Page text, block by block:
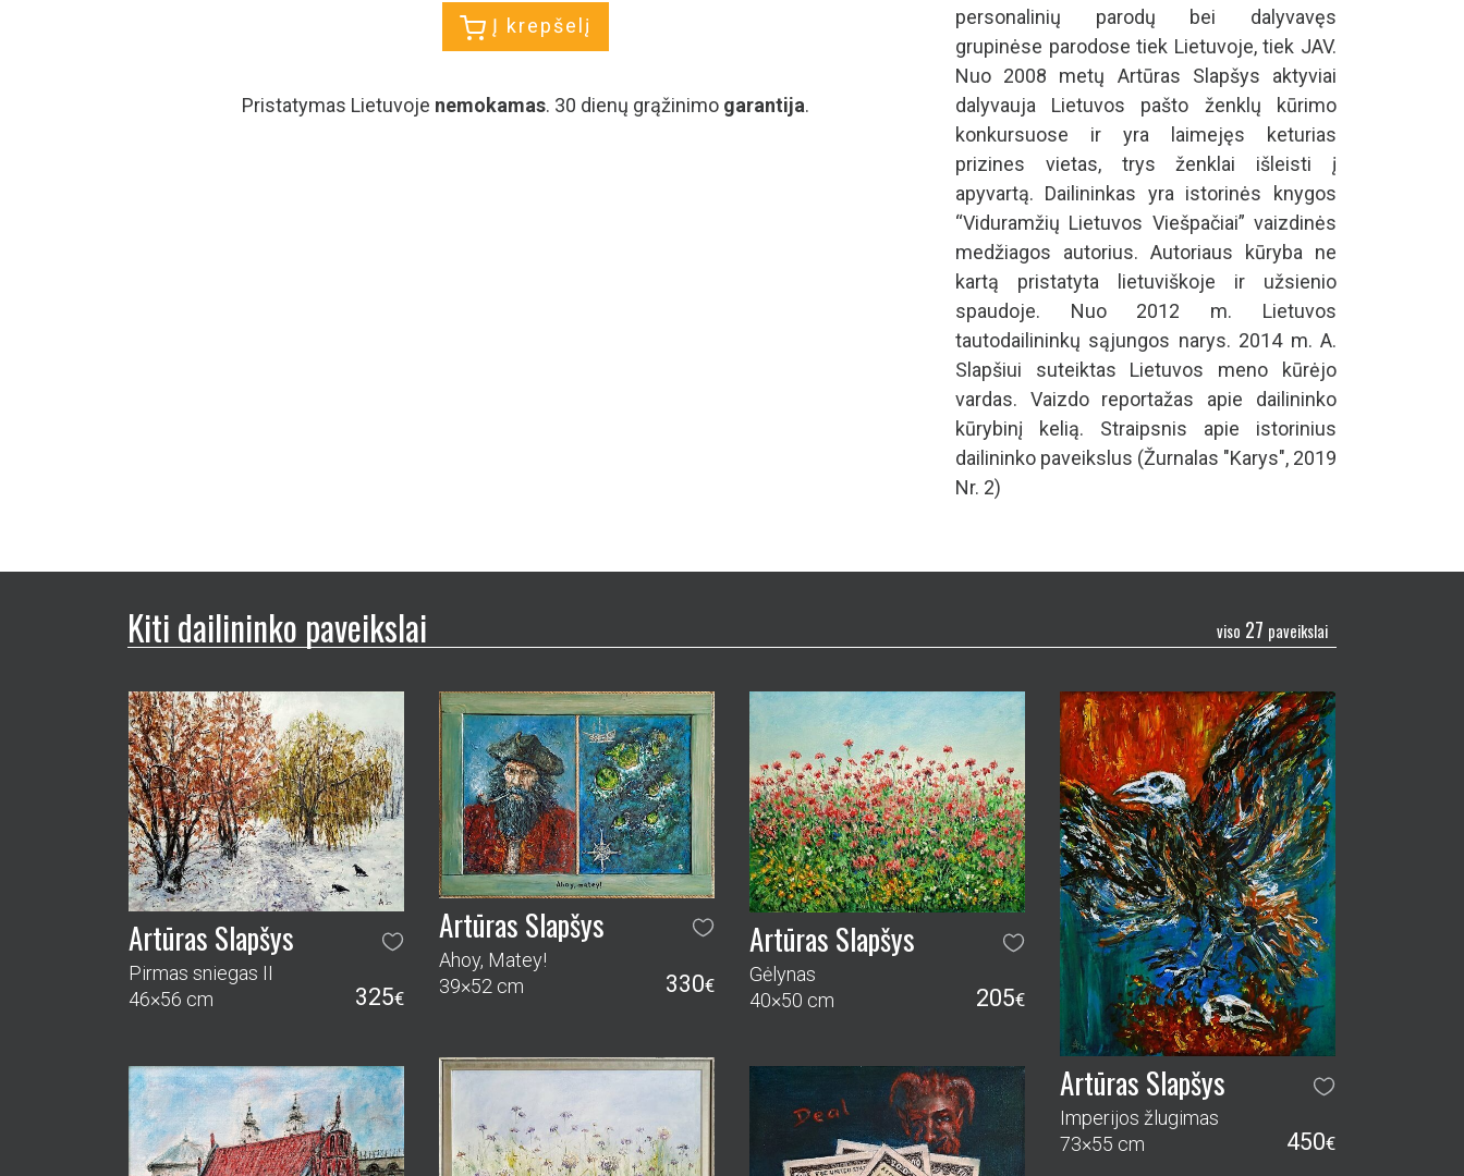
Į krepšelį
Pristatymas Lietuvoje nemokamas. 30 dienų grąžinimo garantija.
personalinių parodų bei dalyvavęs
grupinėse parodose tiek Lietuvoje, tiek JAV.
Nuo 2008 metų Artūras Slapšys aktyviai
dalyvauja Lietuvos pašto ženklų kūrimo
konkursuose ir yra laimejęs keturias
prizines vietas, trys ženklai išleisti į
apyvartą. Dailininkas yra istorinės knygos
“Viduramžių Lietuvos Viešpačiai” vaizdinės
medžiagos autorius. Autoriaus kūryba ne
kartą pristatyta lietuviškoje ir užsienio
spaudoje. Nuo 2012 m. Lietuvos
tautodailininkų sąjungos narys. 2014 m. A.
Slapšiui suteiktas Lietuvos meno kūrėjo
vardas. Vaizdo reportažas apie dailininko
kūrybinį kelią. Straipsnis apie istorinius
dailininko paveikslus (Žurnalas "Karys", 2019
Nr. 2)
Kiti dailininko paveikslai viso 27 paveikslai
Artūras Slapšys
Pirmas sniegas II
46×56 cm
325€
Artūras Slapšys
Ahoy, Matey!
39×52 cm
330€
Artūras Slapšys
Gėlynas
40×50 cm
205€
Artūras Slapšys
Imperijos žlugimas
73×55 cm
450€